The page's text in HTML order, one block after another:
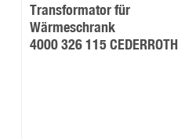
Transformator für
Wärmeschrank
4000 326 115 CEDERROTH